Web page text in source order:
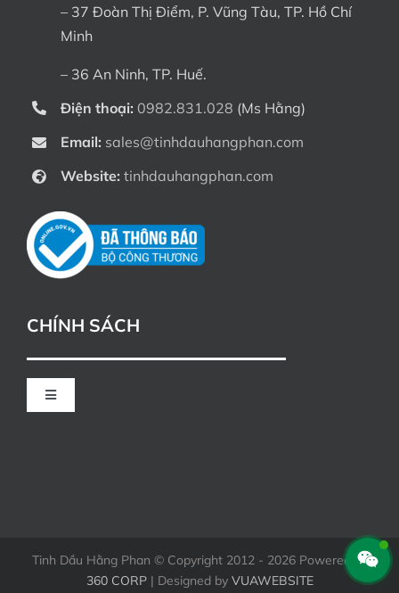
– 37 Đoàn Thị Điểm, P. Vũng Tàu, TP. Hồ Chí
Minh
– 36 An Ninh, TP. Huế.
Điện thoại: 0982.831.028 (Ms Hằng)
Email: sales@tinhdauhangphan.com
Website: tinhdauhangphan.com
CHÍNH SÁCH
Toggle
Tinh Dầu Hằng Phan © Copyright 2012 - 2026 Powered by
360 CORP| Designed by VUAWEBSITE